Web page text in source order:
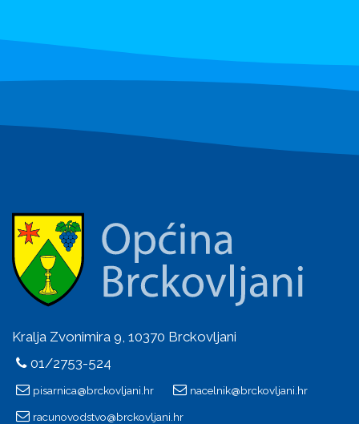
Kralja Zvonimira 9, 10370 Brckovljani
01/2753-524
pisarnica@brckovljani.hr nacelnik@brckovljani.hr
racunovodstvo@brckovljani.hr